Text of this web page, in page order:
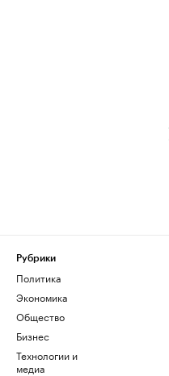
Рубрики
Политика
Экономика
Общество
Бизнес
Технологии и
медиа